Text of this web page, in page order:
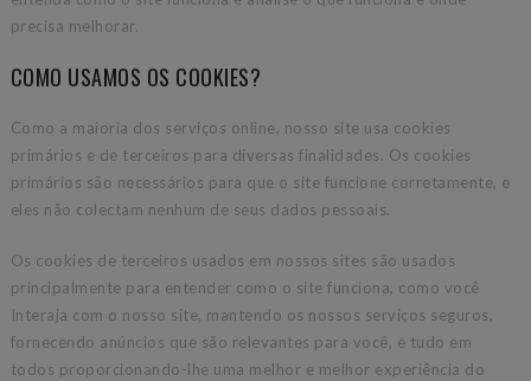
precisa melhorar.
COMO USAMOS OS COOKIES?
Como a maioria dos serviços online, nosso site usa cookies
primários e de terceiros para diversas finalidades. Os cookies
primários são necessários para que o site funcione corretamente, e
eles não colectam nenhum de seus dados pessoais.
Os cookies de terceiros usados em nossos sites são usados
principalmente para entender como o site funciona, como você
Interaja com o nosso site, mantendo os nossos serviços seguros,
fornecendo anúncios que são relevantes para você, e tudo em
todos proporcionando-lhe uma melhor e melhor experiência do